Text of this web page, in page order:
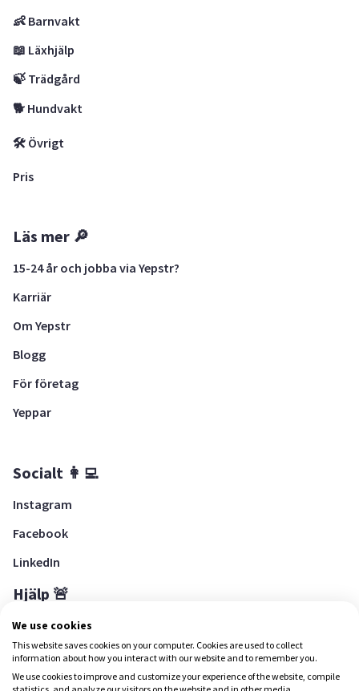
👶 Barnvakt
📖 Läxhjälp
🍃 Trädgård
🐕 Hundvakt
🛠 Övrigt
Pris
Läs mer 🔎
15-24 år och jobba via Yepstr?
Karriär
Om Yepstr
Blogg
För företag
Yeppar
Socialt 👩‍💻
Instagram
Facebook
LinkedIn
Hjälp 🚨
Hjälpcenter
Ladda ned Yepstr
We use cookies
This website saves cookies on your computer. Cookies are used to collect
information about how you interact with our website and to remember you.
We use cookies to improve and customize your experience of the website, compile